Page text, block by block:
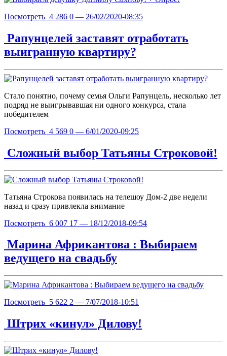
Посмотреть 4 286 0 — 26/02/2020-08:35
Рапунцелей заставят отработать
выигранную квартиру?
Стало понятно, почему семья Ольги Рапунцель, несколько лет
подряд не выигрывавшая ни одного конкурса, стала
победителем
Посмотреть 4 569 0 — 6/01/2020-09:25
Сложный выбор Татьяны Строковой!
Татьяна Строкова появилась на телешоу Дом-2 две недели
назад и сразу привлекла внимание
Посмотреть 6 007 17 — 18/12/2018-09:54
Марина Африкантова : Выбираем
ведущего на свадьбу
Посмотреть 5 622 2 — 7/07/2018-10:51
Штрих «кинул» Дилову!